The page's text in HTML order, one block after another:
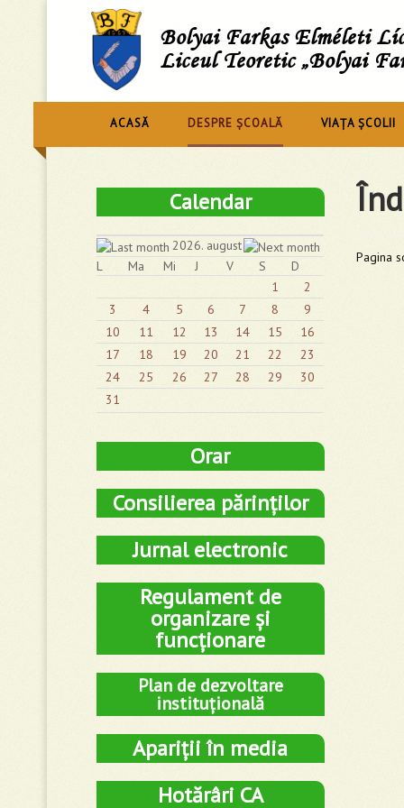
Bolyai Farkas Elméleti
Liceul Teoretic „Bolyai
ACASĂ DESPRE ȘCOALĂ VIAȚA ȘCOLII
Pagina
Calendar
2026. august
L
Ma Mi J V S
D
1
2
3
4 5 6 7 8
9
10
11 12 13 14 15
16
17
18 19 20 21 22
23
24
25 26 27 28 29
30
31
Orar
Consilierea părinților
Jurnal electronic
Regulament de
organizare și
funcționare
Plan de dezvoltare
instituțională
Apariții în media
Hotărâri CA